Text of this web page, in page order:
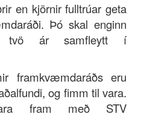
en kjörnir fulltrúar geta
Þó skal enginn
tvö ár samfleytt í
framkvæmdaráðs eru
og fimm til vara.
fram með STV